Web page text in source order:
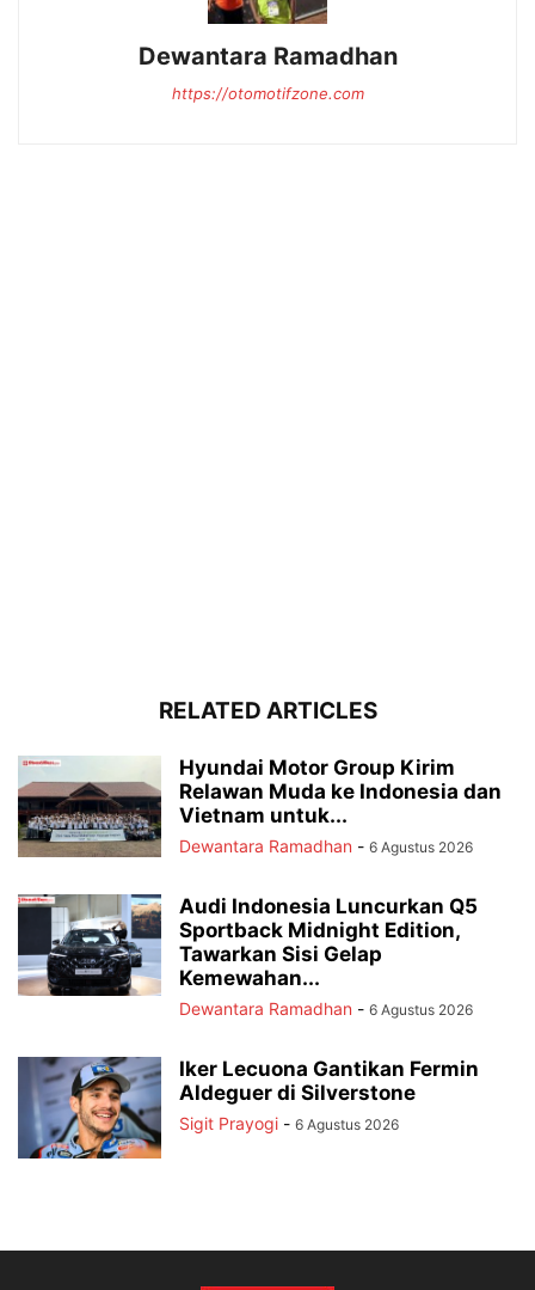
Dewantara Ramadhan
https://otomotifzone.com
RELATED ARTICLES
Hyundai Motor Group Kirim
Relawan Muda ke Indonesia dan
Vietnam untuk...
Dewantara Ramadhan - 6 Agustus 2026
Audi Indonesia Luncurkan Q5
Sportback Midnight Edition,
Tawarkan Sisi Gelap
Kemewahan...
Dewantara Ramadhan - 6 Agustus 2026
Iker Lecuona Gantikan Fermin
Aldeguer di Silverstone
Sigit Prayogi - 6 Agustus 2026